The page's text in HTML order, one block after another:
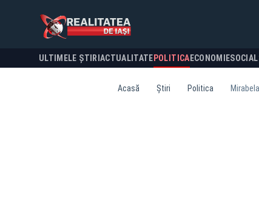
ULTIMELE ȘTIRI ACTUALITATE POLITICA ECONOMIESOCIAL
Acasă Știri Politica